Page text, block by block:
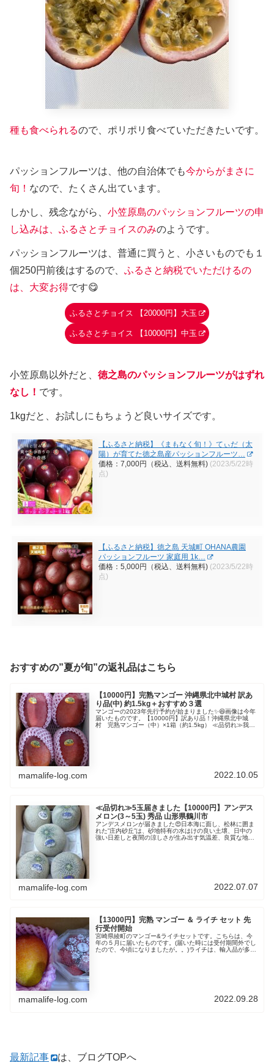
種も食べられるので、ポリポリ食べていただきたいです。
パッションフルーツは、他の自治体でも今からがまさに
旬！ なので、たくさん出ています。
しかし、残念ながら、 小笠原島のパッションフルーツの申
し込みは、ふるさとチョイスのみのようです。
パッションフルーツは、普通に買うと、小さいものでも１
個250円前後はするので、 ふるさと納税でいただけるの
は、大変お得です😋
ふるさとチョイス 【20000円】大玉
ふるさとチョイス 【10000円】中玉
小笠原島以外だと、 徳之島のパッションフルーツがはずれ
なし！ です。
1kgだと、お試しにもちょうど良いサイズです。
【ふるさと納税】《まもなく旬！》てぃだ（太
陽）が育てた徳之島産パッションフルーツ…
価格：7,000円（税込、送料無料) (2023/5/22時
点)
【ふるさと納税】徳之島 天城町 OHANA農園
パッションフルーツ 家庭用 1k…
価格：5,000円（税込、送料無料) (2023/5/22時
点)
おすすめの”夏が旬”の返礼品はこちら
【10000円】完熟マンゴー 沖縄県北中城村 訳あ
り品(中) 約1.5kg＋おすすめ３選
マンゴーの2023年先行予約が始まりました✨😆画像は今年
届いたものです。【10000円】訳あり品！沖縄県北中城
村 完熟マンゴー（中）×1箱（約1.5kg） ≪品切れ≫我が
mamalife-log.com 2022.10.05
≪品切れ≫5玉届きました【10000円】アンデス
メロン(3～5玉) 秀品 山形県鶴川市
アンデスメロンが届きました😍日本海に面し、松林に囲ま
れた”庄内砂丘”は、砂地特有の水はけの良い土壌、日中の
強い日差しと夜間の涼しさが生み出す気温差、良質な地下
mamalife-log.com 2022.07.07
【13000円】完熟 マンゴー ＆ ライチ セット 先
行受付開始
宮崎県綾町のマンゴー&ライチセットです。こちらは、今
年の５月に届いたものです。(届いた時には受付期間外でし
たので、今頃になりましたが。。)ライチは、輸入品が多い
mamalife-log.com 2022.09.28
最新記事 は、ブログTOPへ